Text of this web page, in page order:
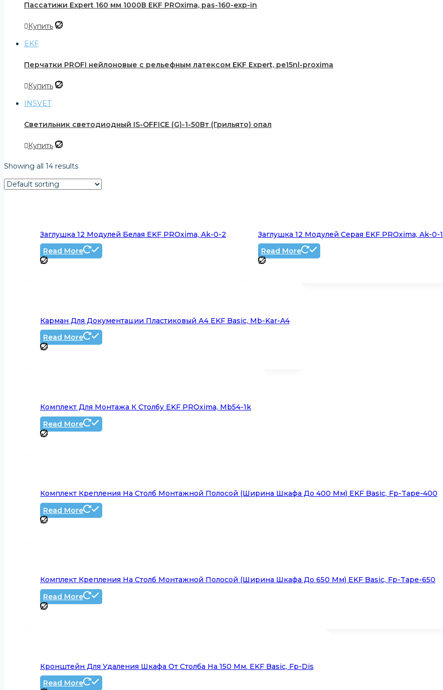
Пассатижи Expert 160 мм 1000В EKF PROxima, pas-160-exp-in
Купить
EKF
Перчатки PROFI нейлоновые с рельефным латексом EKF Expert, pe15nl-proxima
Купить
INSVET
Светильник светодиодный IS-OFFICE (G)-1-50Вт (Грильято) опал
Купить
Showing all 14 results
Заглушка 12 Модулей Белая EKF PROxima, Ak-0-2
Read More
Заглушка 12 Модулей Серая EKF PROxima, Ak-0-1
Read More
Карман Для Документации Пластиковый А4 EKF Basic, Mb-Kar-A4
Read More
Комплект Для Монтажа К Столбу EKF PROxima, Mb54-1k
Read More
Комплект Крепления На Столб Монтажной Полосой (ширина Шкафа До 400 Мм) EKF Basic, Fp-Tape-400
Read More
Комплект Крепления На Столб Монтажной Полосой (ширина Шкафа До 650 Мм) EKF Basic, Fp-Tape-650
Read More
Кронштейн Для Удаления Шкафа От Столба На 150 Мм. EKF Basic, Fp-Dis
Read More